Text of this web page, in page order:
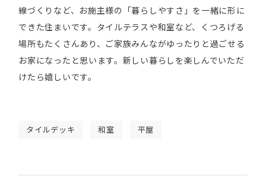
線づくりなど、お施主様の「暮らしやすさ」を一緒に形に
できた住まいです。タイルテラスや和室など、くつろげる
場所もたくさんあり、ご家族みんながゆったりと過ごせる
お家になったと思います。新しい暮らしを楽しんでいただ
けたら嬉しいです。
タイルデッキ 和室 平屋